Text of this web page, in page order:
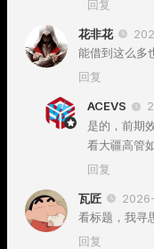
回复
花非花
能借到这么多
回复
ACEVS
是的，前期
看大疆高管
回复
瓦匠
看标题，我寻
回复